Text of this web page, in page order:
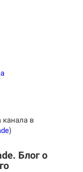
канала в
)
Блог о